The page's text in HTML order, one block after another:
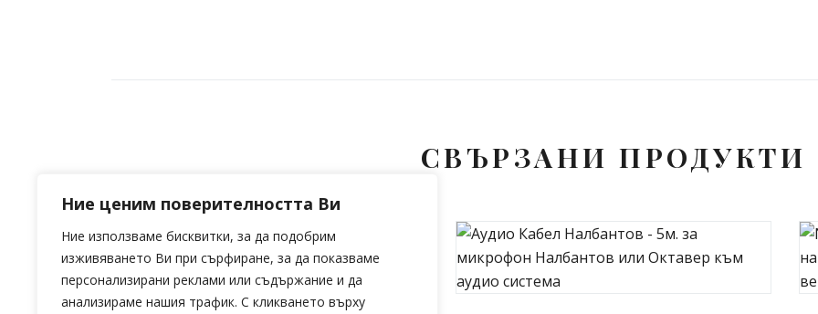
Ние ценим поверителността Ви
Ние използваме бисквитки, за да подобрим
изживяването Ви при сърфиране, за да показваме
персонализирани реклами или съдържание и да
анализираме нашия трафик. С кликването върху
СВЪРЗАНИ ПРОДУКТИ